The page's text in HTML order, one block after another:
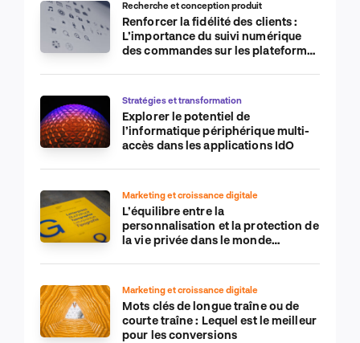
Recherche et conception produit
Renforcer la fidélité des clients :
L’importance du suivi numérique
des commandes sur les plateformes
Stratégies et transformation
Explorer le potentiel de
l’informatique périphérique multi-
accès dans les applications IdO
Marketing et croissance digitale
L’équilibre entre la
personnalisation et la protection de
la vie privée dans le monde
Marketing et croissance digitale
Mots clés de longue traîne ou de
courte traîne : Lequel est le meilleur
pour les conversions